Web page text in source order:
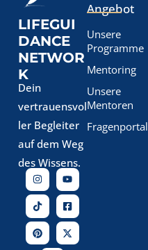
LIFEGUI
DANCE
NETWOR
K
Dein
vertrauensvol
ler Begleiter
auf dem Weg
des Wissens.
Angebot
Unsere
Programme
Mentoring
Unsere
Mentoren
Fragenportal